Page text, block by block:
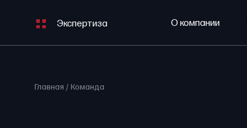
Экспертиза О компании
Главная Команда